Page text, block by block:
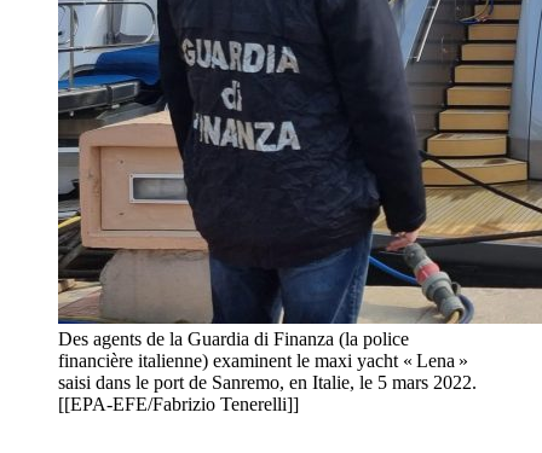
Des agents de la Guardia di Finanza (la police
financière italienne) examinent le maxi yacht « Lena »
saisi dans le port de Sanremo, en Italie, le 5 mars 2022.
[[EPA-EFE/Fabrizio Tenerelli]]